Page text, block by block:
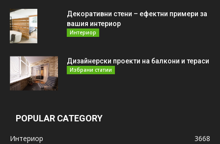
Декоративни стени – ефектни примери за
вашия интериор
Интериор
Дизайнерски проекти на балкони и тераси
Избрани статии
POPULAR CATEGORY
Интериор
3668